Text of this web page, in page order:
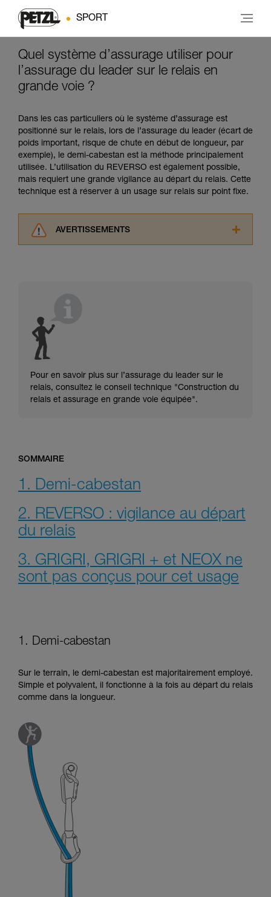
SPORT
Quel système d’assurage utiliser pour
l’assurage du leader sur le relais en
grande voie ?
Dans les cas particuliers où le système d’assurage est
positionné sur le relais, lors de l’assurage du leader (écart de
poids important, risque de chute en début de longueur, par
exemple), le demi-cabestan est la méthode principalement
utilisée. L’utilisation du REVERSO est également possible,
mais requiert une grande vigilance au départ du relais. Cette
technique est à réserver à un usage sur relais sur point fixe.
AVERTISSEMENTS
pouvoir comprendre ce complément
de la reproduire en autonomie.
Nous donnons des exemples de techniques
liées à votre activité. Il peut en exister d’autres
Pour en savoir plus sur l’assurage du leader sur le
relais, consultez le conseil technique "Construction du
relais et assurage en grande voie équipée".
SOMMAIRE
1. Demi-cabestan
2. REVERSO : vigilance au départ
du relais
3. GRIGRI, GRIGRI + et NEOX ne
sont pas conçus pour cet usage
1. Demi-cabestan
Sur le terrain, le demi-cabestan est majoritairement employé.
Simple et polyvalent, il fonctionne à la fois au départ du relais
comme dans la longueur.